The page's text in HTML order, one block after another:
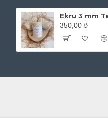
350,00 ₺